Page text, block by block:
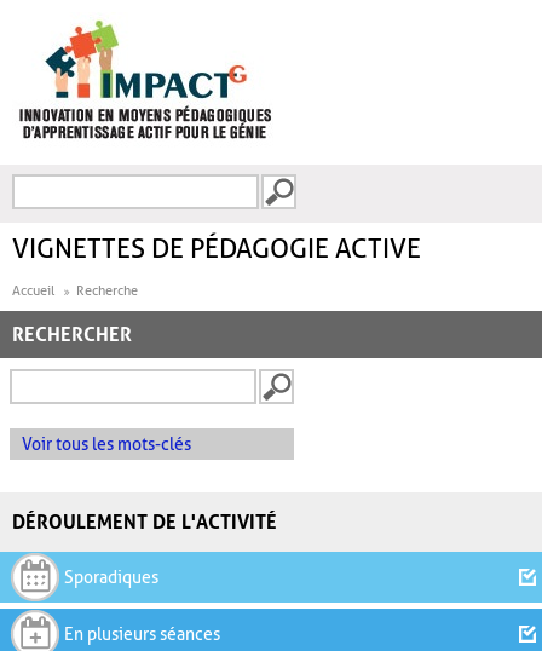
FORMULAIRE DE
VIGNETTES DE PÉDAGOGIE ACTIVE
Accueil Recherche
RECHERCHER
Voir tous les mots-clés
DÉROULEMENT DE L'ACTIVITÉ
Sporadiques
En plusieurs séances